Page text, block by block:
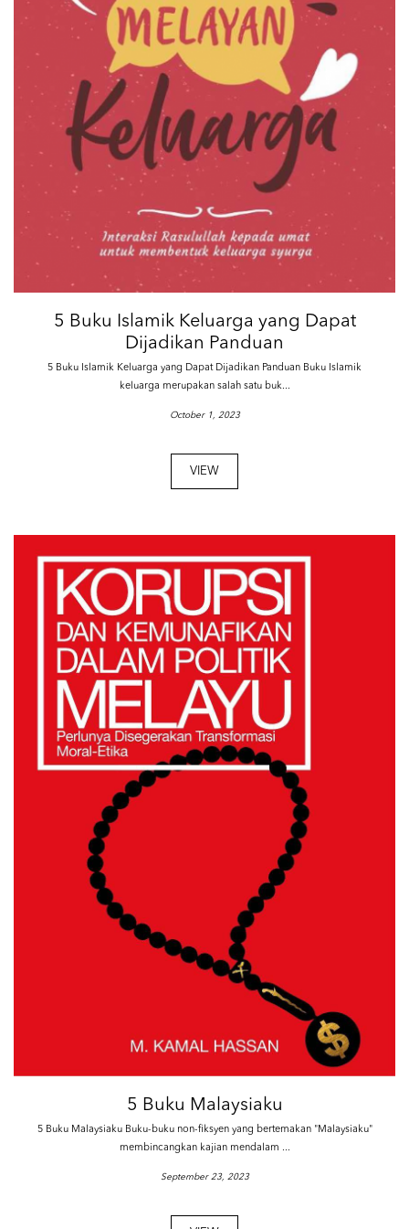
5 Buku Islamik Keluarga yang Dapat
Dijadikan Panduan
5 Buku Islamik Keluarga yang Dapat Dijadikan Panduan Buku Islamik
keluarga merupakan salah satu buk...
October 1, 2023
VIEW
5 Buku Malaysiaku
5 Buku Malaysiaku Buku-buku non-fiksyen yang bertemakan "Malaysiaku"
membincangkan kajian mendalam ...
September 23, 2023